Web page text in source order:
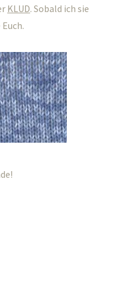
KLUD. Sobald ich sie